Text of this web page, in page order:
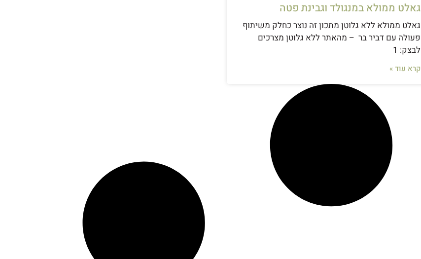
גאלט ממולא במנגולד וגבינת פטה
גאלט ממולא ללא גלוטן מתכון זה נוצר כחלק משיתוף
פעולה עם דביר בר – מהאתר ללא גלוטן מצרכים
לבצק: 1
קרא עוד »